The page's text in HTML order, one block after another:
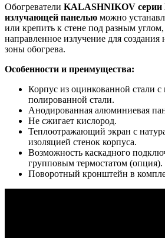
Обогреватели KALASHNIKOV серии
излучающей панелью можно
или крепить к стене под разным углом,
направленное излучение для создания
зоны обогрева.
Особенности и преимущества:
Корпус из оцинкованной стали с
полированной стали.
Анодированная алюминиевая
Не сжигает кислород.
Теплоотражающий экран с
изоляцией стенок корпуса.
Возможность каскадного
групповым термостатом (опция).
Поворотный кронштейн в